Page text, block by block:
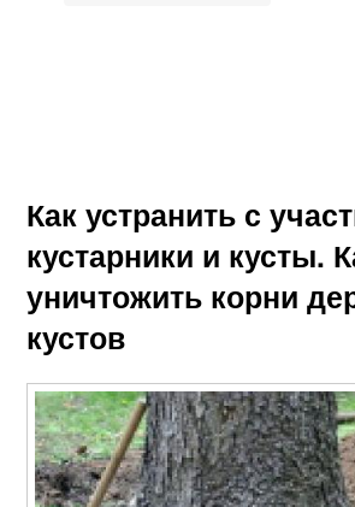
Как устранить с
кустарники и кусты.
уничтожить корни
кустов